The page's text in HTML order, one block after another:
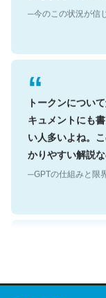
トークンについ
キュメントにも
い人多いよね。
かりやすい解説
https://